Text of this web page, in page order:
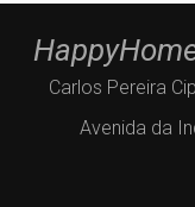
Carlos Pereira
Avenida da